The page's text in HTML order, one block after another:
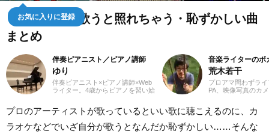
お気に入りに登録
【カラオケ】歌うと照れちゃう・恥ずかしい曲
まとめ
伴奏ピアニスト／ピアノ講師
ゆり
伴奏ピアニスト×ピアノ講師×Web
ライター。4歳からピアノを習い始
楽の道を志す。高校・大学と音楽
の専門課程に進み、器楽や歌の伴
奏のおもしろさに目覚める。現
在、ピアノを教える傍ら、地元愛
音楽ライターのボ
荒木若干
プロアマ問わずラ
PA、映像写真のカ
業ライターとして
サイトでの作品紹
プロのアーティストが歌っているといい歌に聴こえるのに、カ
ラオケなどでいざ自分が歌うとなんだか恥ずかしい……そんな